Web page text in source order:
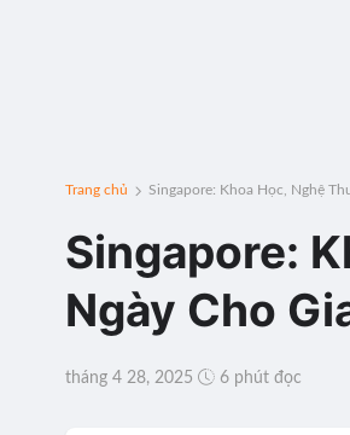
Trang chủ Singapore: Khoa Học, Nghệ
Singapore:
Ngày Cho
tháng 4 28, 2025 6 phút đọc